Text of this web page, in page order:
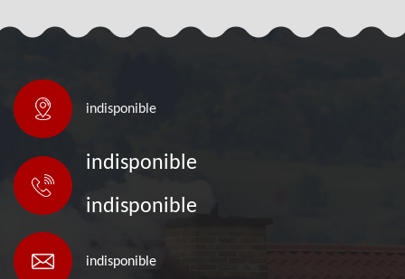
indisponible
indisponible
indisponible
indisponible